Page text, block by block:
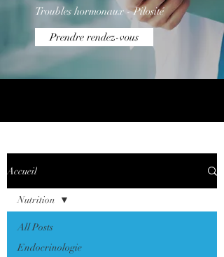
Troubles hormonaux - Pilosité
Prendre rendez-vous
Accueil
All Posts
Endocrinologie
Nutrition